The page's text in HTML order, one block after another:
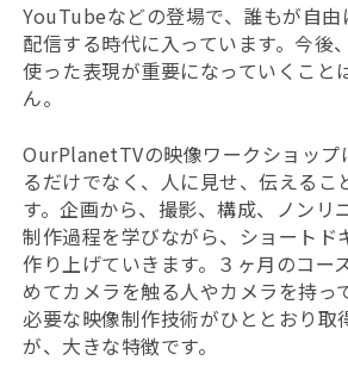
YouTubeなどの登場で、誰もが自由
配信する時代に入っています。今後
使った表現が重要になっていくこと
ん。
OurPlanetTVの映像ワークショップ
るだけでなく、人に見せ、伝えるこ
す。企画から、撮影、構成、ノンリ
制作過程を学びながら、ショートド
作り上げていきます。３ヶ月のコー
めてカメラを触る人やカメラを持っ
必要な映像制作技術がひととおり取
が、大きな特徴です。